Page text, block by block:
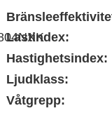
Lastindex:
Hastighetsindex:
Ljudklass:
Våtgrepp: